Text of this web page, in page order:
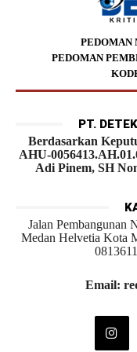
PEDOMAN
PEDOMAN
PT.
Berdasarkan
AHU-
Adi Pinem, SH
Jalan Pembangunan
Medan Helvetia Kota
Email: